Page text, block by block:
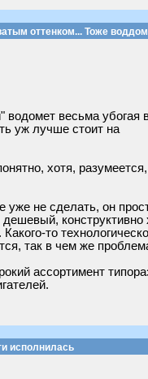
оттенком... Тоже
водомет весьма убогая
уж лучше стоит на
хотя, разумеется,
не сделать, он
дешевый,
то
так в чем же
ассортимент
исполнилась